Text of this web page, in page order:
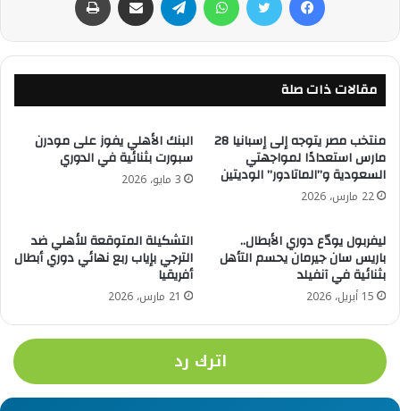
مقالات ذات صلة
منتخب مصر يتوجه إلى إسبانيا 28
مارس استعدادًا لمواجهتي
السعودية و”الماتادور” الوديتين
22 مارس، 2026
البنك الأهلي يفوز على مودرن
سبورت بثنائية في الدوري
3 مايو، 2026
ليفربول يودّع دوري الأبطال..
باريس سان جيرمان يحسم التأهل
بثنائية في آنفيلد
15 أبريل، 2026
التشكيلة المتوقعة للأهلي ضد
الترجي بإياب ربع نهائي دوري أبطال
أفريقيا
21 مارس، 2026
اترك رد